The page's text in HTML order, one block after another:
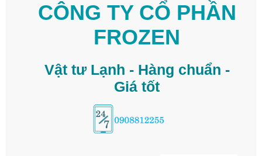
CÔNG TY CỔ PHẦN
FROZEN
Vật tư Lạnh - Hàng chuẩn -
Giá tốt